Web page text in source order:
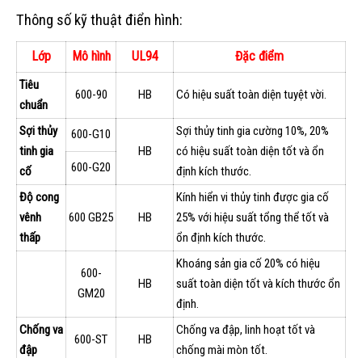
Thông số kỹ thuật điển hình:
Lớp Mô hình UL94 Đặc điểm
Tiêu
chuẩn
600-90 HB Có hiệu suất toàn diện tuyệt vời.
Sợi thủy
tinh gia
cố
600-G10
HB
Sợi thủy tinh gia cường 10%, 20%
có hiệu suất toàn diện tốt và ổn
định kích thước.
600-G20
Độ cong
vênh
thấp
600 GB25 HB
Kính hiển vi thủy tinh được gia cố
25% với hiệu suất tổng thể tốt và
ổn định kích thước.
600-
GM20
HB
Khoáng sản gia cố 20% có hiệu
suất toàn diện tốt và kích thước ổn
định.
Chống va
đập
600-ST HB
Chống va đập, linh hoạt tốt và
chống mài mòn tốt.